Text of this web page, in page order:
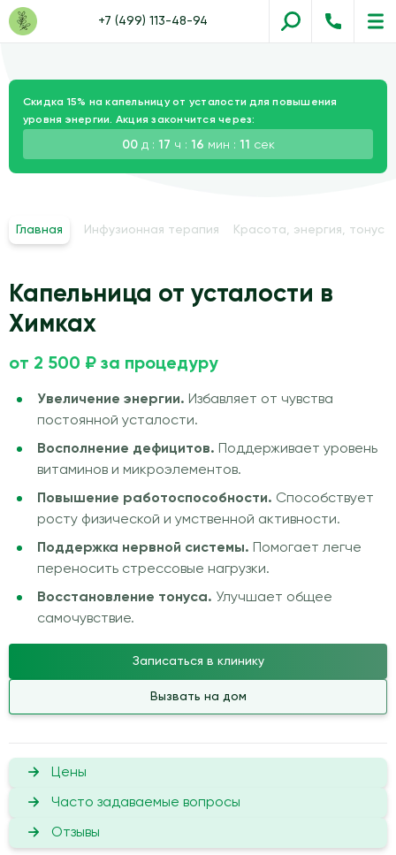
+7 (499) 113-48-94
Скидка 15% на капельницу от усталости для повышения
уровня энергии. Акция закончится через:
00д : 17ч : 16мин : 10 сек
Главная Инфузионная терапия Красота, энергия, тонус
Капельница от усталости в
Химках
от 2 500 ₽ за процедуру
Увеличение энергии. Избавляет от чувства
постоянной усталости.
Восполнение дефицитов. Поддерживает уровень
витаминов и микроэлементов.
Повышение работоспособности. Способствует
росту физической и умственной активности.
Поддержка нервной системы. Помогает легче
переносить стрессовые нагрузки.
Восстановление тонуса. Улучшает общее
самочувствие.
Записаться в клинику
Вызвать на дом
Цены
Часто задаваемые вопросы
Отзывы